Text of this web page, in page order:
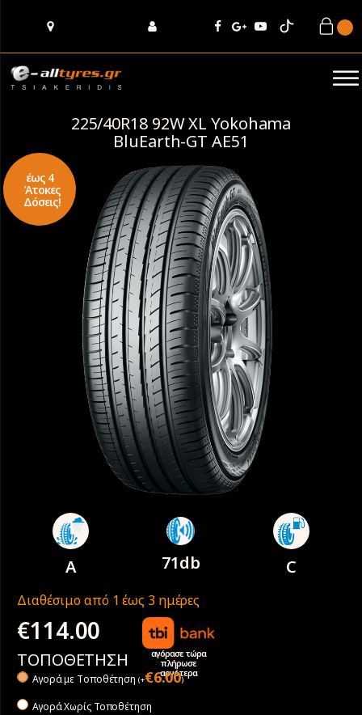
225/40R18 92W XL Yokohama
BluEarth-GT AE51
έως 4
Άτοκες
Δόσεις!
A 71db C
Διαθέσιμο από 1 έως 3 ημέρες
€114.00
αγόρασε τώρα
πλήρωσε
αργότερα
ΤΟΠΟΘΕΤΗΣΗ
Αγορά με Tοποθέτηση (+€6.00)
Αγορά Χωρίς Τοποθέτηση